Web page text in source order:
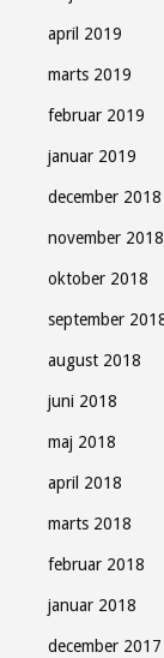
april 2019
marts 2019
februar 2019
januar 2019
december 2018
november 2018
oktober 2018
september
august 2018
juni 2018
maj 2018
april 2018
marts 2018
februar 2018
januar 2018
december 2017